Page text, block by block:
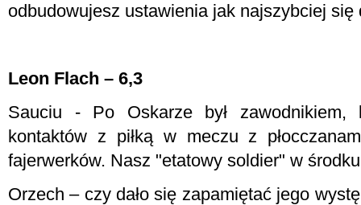
odbudowujesz ustawienia jak najszybciej się
Leon Flach – 6,3
Sauciu - Po Oskarze był zawodnikiem,
kontaktów z piłką w meczu z
fajerwerków. Nasz "etatowy soldier" w
Orzech – czy dało się zapamiętać jego